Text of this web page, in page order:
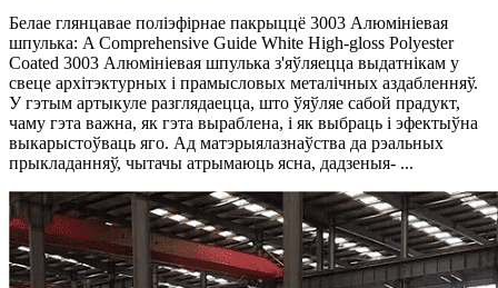
Белае глянцавае поліэфірнае пакрыццё 3003 Алюмініевая
шпулька: A Comprehensive Guide White High-gloss Polyester
Coated 3003 Алюмініевая шпулька з'яўляецца выдатнікам у
свеце архітэктурных і прамысловых металічных аздабленняў.
У гэтым артыкуле разглядаецца, што ўяўляе сабой прадукт,
чаму гэта важна, як гэта выраблена, і як выбраць і эфектыўна
выкарыстоўваць яго. Ад матэрыялазнаўства да рэальных
прыкладанняў, чытачы атрымаюць ясна, дадзеныя- ...